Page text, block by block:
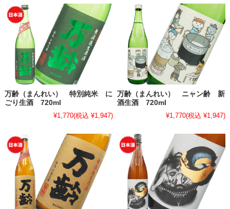
万齢（まんれい） 特別純米 に
ごり生酒 720ml
¥1,770(税込 ¥1,947)
万齢（まんれい） ニャン齢 新
酒生酒 720ml
¥1,770(税込 ¥1,947)